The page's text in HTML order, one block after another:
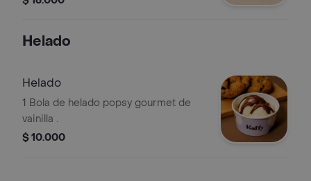
Helado
Helado
1 Bola de helado popsy gourmet de
vainilla .
$ 10.000